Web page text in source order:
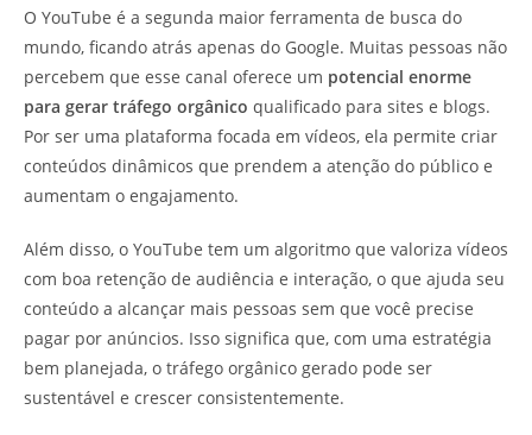
O YouTube é a segunda maior ferramenta de busca do
mundo, ficando atrás apenas do Google. Muitas pessoas não
percebem que esse canal oferece um potencial enorme
para gerar tráfego orgânico qualificado para sites e blogs.
Por ser uma plataforma focada em vídeos, ela permite criar
conteúdos dinâmicos que prendem a atenção do público e
aumentam o engajamento.
Além disso, o YouTube tem um algoritmo que valoriza vídeos
com boa retenção de audiência e interação, o que ajuda seu
conteúdo a alcançar mais pessoas sem que você precise
pagar por anúncios. Isso significa que, com uma estratégia
bem planejada, o tráfego orgânico gerado pode ser
sustentável e crescer consistentemente.